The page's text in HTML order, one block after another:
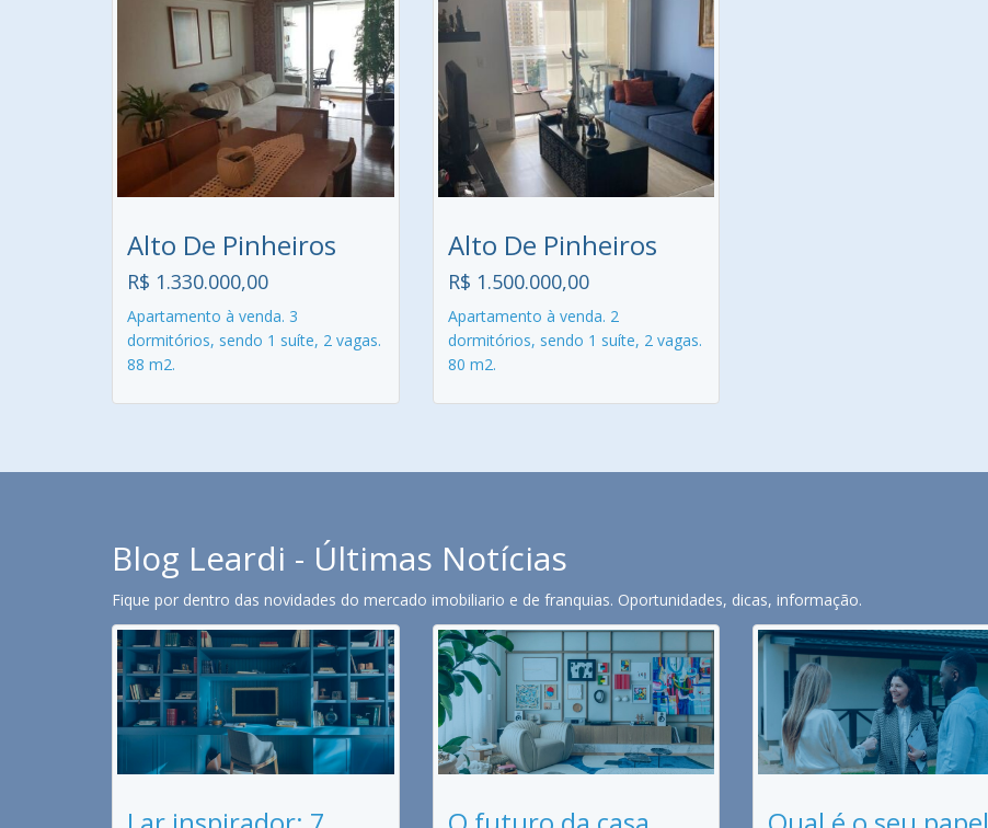
Alto De Pinheiros
R$ 1.330.000,00
Apartamento à venda. 3
dormitórios, sendo 1 suíte, 2 vagas.
88 m2.
Alto De Pinheiros
R$ 1.500.000,00
Apartamento à venda. 2
dormitórios, sendo 1 suíte, 2 vagas.
80 m2.
Blog Leardi - Últimas Notícias
Fique por dentro das novidades do mercado imobiliario e de franquias. Oportunidades, dicas, informação.